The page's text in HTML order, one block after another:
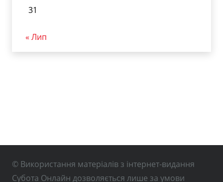
31
« Лип
© Використання матеріалів з інтернет-видання
Субота Онлайн дозволяється лише за умови